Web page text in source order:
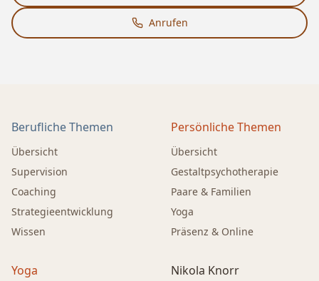
Anrufen
Berufliche Themen
Übersicht
Supervision
Coaching
Strategieentwicklung
Wissen
Persönliche Themen
Übersicht
Gestaltpsychotherapie
Paare & Familien
Yoga
Präsenz & Online
Yoga Nikola Knorr